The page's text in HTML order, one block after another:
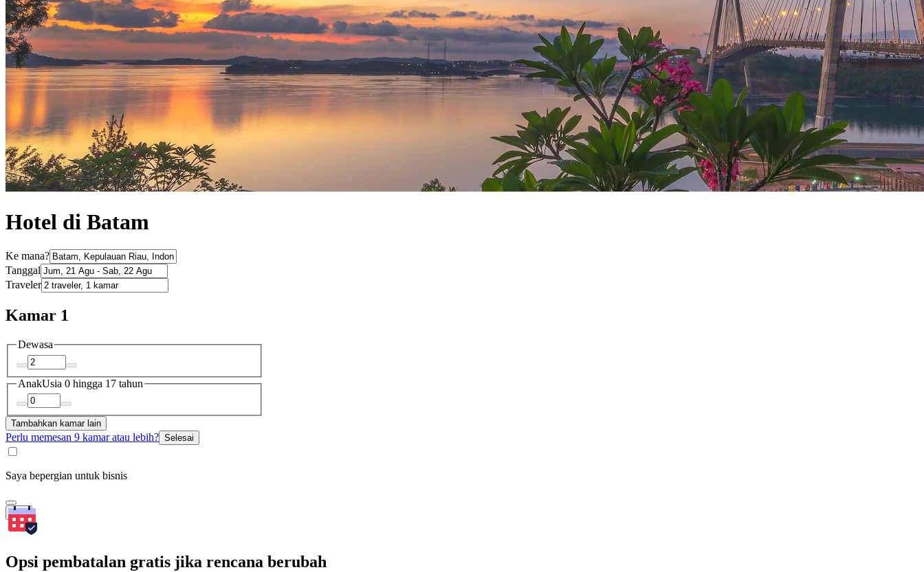
Hotel di Batam
Ke mana?
Tanggal
Traveler
Kamar 1
Dewasa
AnakUsia 0 hingga 17 tahun
Tambahkan kamar lain
Perlu memesan 9 kamar atau lebih? Selesai
Saya bepergian untuk bisnis
Cari
Opsi pembatalan gratis jika rencana berubah